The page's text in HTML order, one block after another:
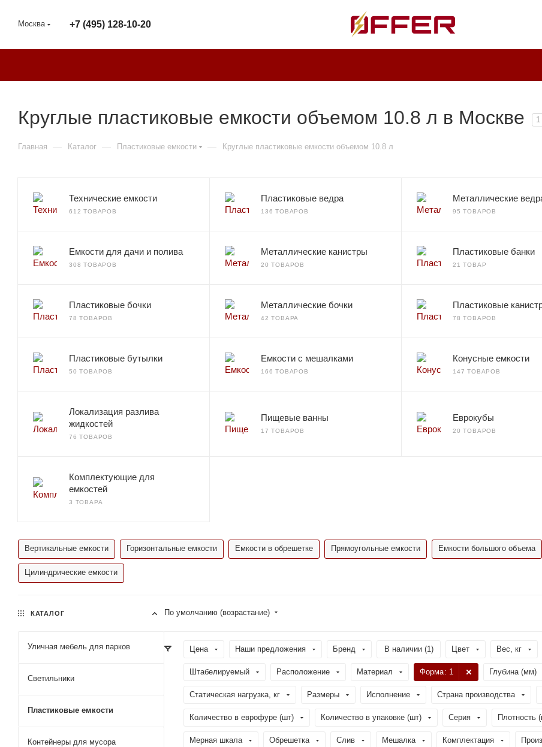
Москва +7 (495) 128-10-20
Круглые пластиковые емкости объемом 10.8 л в Москве 1
Главная — Каталог — Пластиковые емкости — Круглые пластиковые емкости объемом 10.8 л
Технические емкости
612 ТОВАРОВ
Пластиковые ведра
136 ТОВАРОВ
Металлические
95 ТОВАРОВ
Емкости для дачи и полива
308 ТОВАРОВ
Металлические канистры
20 ТОВАРОВ
Пластиковые банки
21 ТОВАР
Пластиковые бочки
78 ТОВАРОВ
Металлические бочки
42 ТОВАРА
Пластиковые
78 ТОВАРОВ
Пластиковые бутылки
50 ТОВАРОВ
Емкости с мешалками
166 ТОВАРОВ
Конусные емкости
147 ТОВАРОВ
Локализация разлива
жидкостей
76 ТОВАРОВ
Пищевые ванны
17 ТОВАРОВ
Еврокубы
20 ТОВАРОВ
Комплектующие для
емкостей
3 ТОВАРА
Вертикальные емкости Горизонтальные емкости Емкости в обрешетке Прямоугольные емкости Емкости большого объема
Цилиндрические емкости
По умолчанию (возрастание)
Цена Наши предложения Бренд В наличии (1) Цвет Вес, кг
Штабелируемый Расположение Материал Форма: 1 Глубина (мм)
Статическая нагрузка, кг Размеры Исполнение Страна производства
Количество в еврофуре (шт) Количество в упаковке (шт) Серия Плотность
Мерная шкала Обрешетка Слив Мешалка Комплектация
КАТАЛОГ
Уличная мебель для парков
Светильники
Пластиковые емкости
Контейнеры для мусора